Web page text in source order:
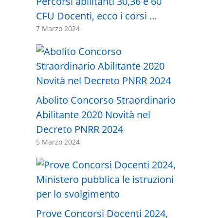
CFU Docenti, ecco i corsi …
7 Marzo 2024
Abolito Concorso Straordinario
Abilitante 2020 Novità nel
Decreto PNRR 2024
5 Marzo 2024
Prove Concorsi Docenti 2024,